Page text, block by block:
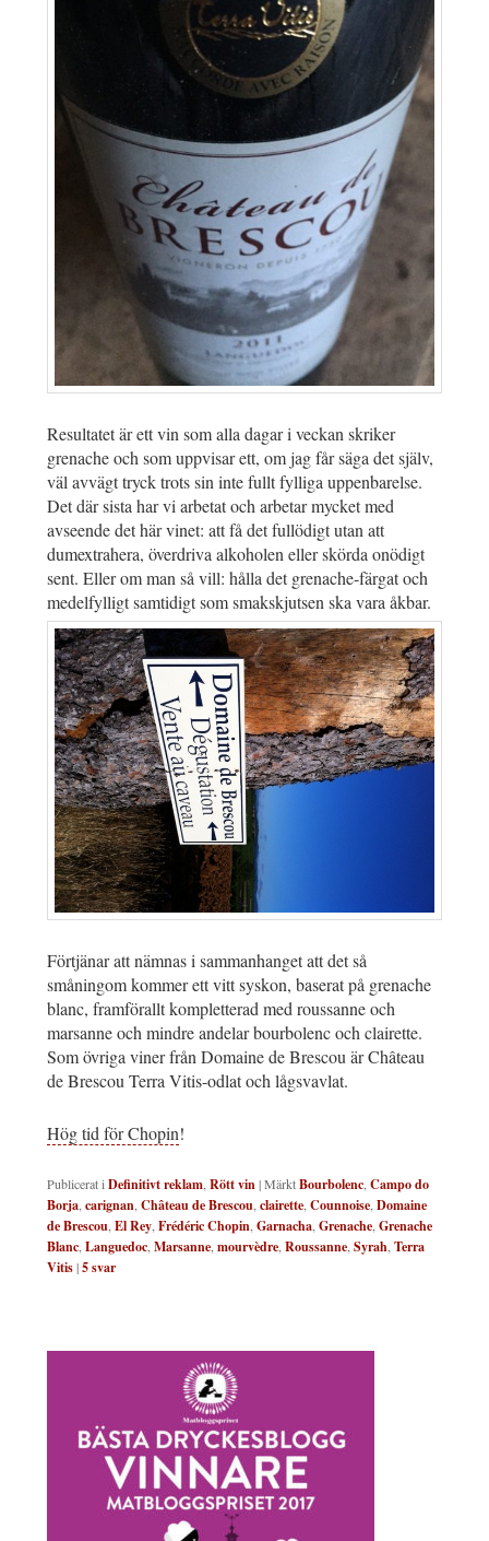
Resultatet är ett vin som alla dagar i veckan skriker
grenache och som uppvisar ett, om jag får säga det själv,
väl avvägt tryck trots sin inte fullt fylliga uppenbarelse.
Det där sista har vi arbetat och arbetar mycket med
avseende det här vinet: att få det fullödigt utan att
dumextrahera, överdriva alkoholen eller skörda onödigt
sent. Eller om man så vill: hålla det grenache-färgat och
medelfylligt samtidigt som smakskjutsen ska vara åkbar.
Förtjänar att nämnas i sammanhanget att det så
småningom kommer ett vitt syskon, baserat på grenache
blanc, framförallt kompletterad med roussanne och
marsanne och mindre andelar bourbolenc och clairette.
Som övriga viner från Domaine de Brescou är Château
de Brescou Terra Vitis-odlat och lågsvavlat.
Hög tid för Chopin!
Publicerat iDefinitivt reklam,Rött vin|MärktBourbolenc,Campo do
Borja,carignan,Château de Brescou,clairette,Counnoise,Domaine
de Brescou,El Rey,Frédéric Chopin,Garnacha,Grenache,Grenache
Blanc,Languedoc,Marsanne,mourvèdre,Roussanne,Syrah,Terra
Vitis|5svar